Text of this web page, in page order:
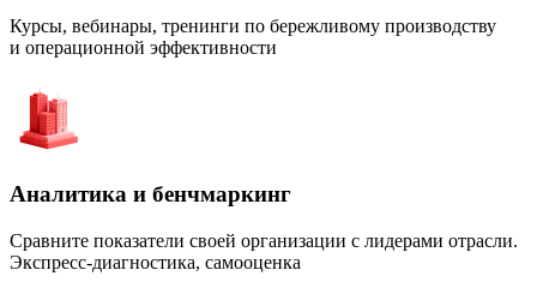
Курсы, вебинары, тренинги по бережливому производству
и операционной эффективности
Аналитика и бенчмаркинг
Сравните показатели своей организации с лидерами отрасли.
Экспресс-диагностика, самооценка